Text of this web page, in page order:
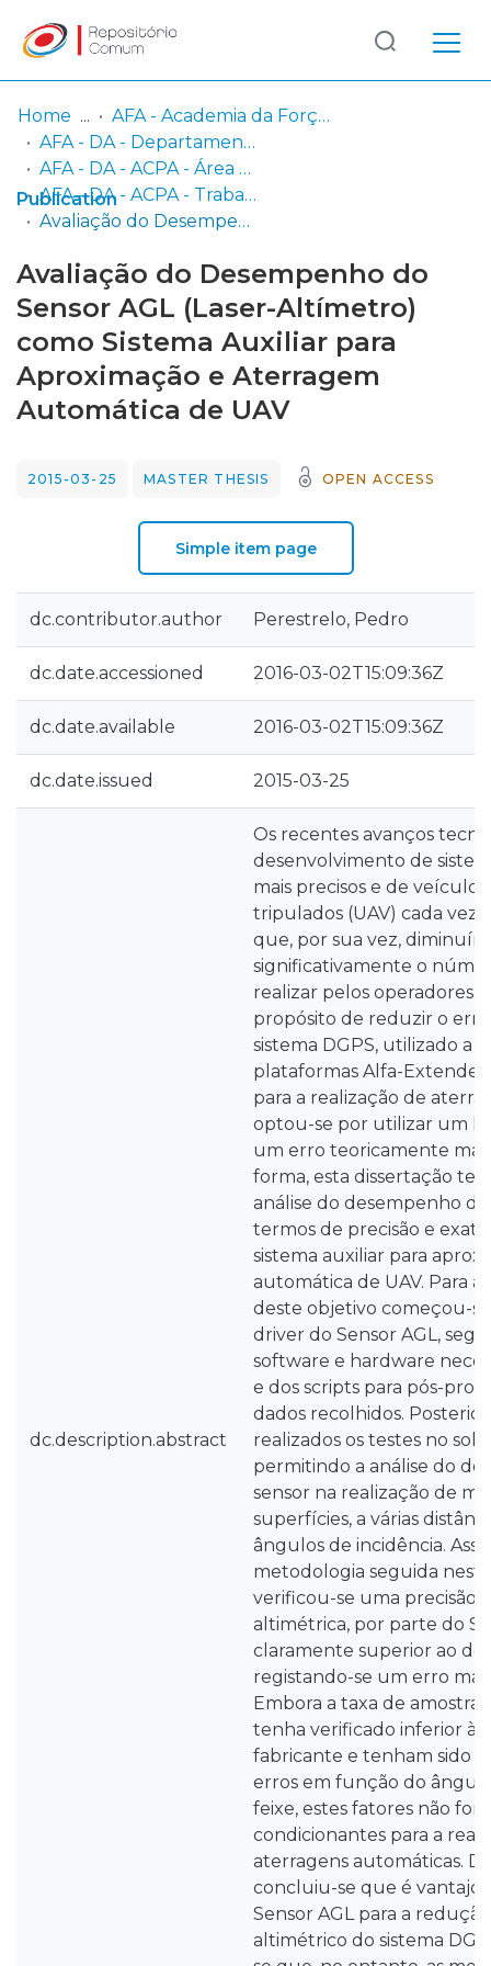
Communities
& Collections
Browse repository
Statistics
Log
In
(current)
Home
AFA - Academia da Força Aérea
AFA - DA - Departamento de Aeronáutica
AFA - DA - ACPA - Área Científica de Pilotagem Aeronáutica
AFA - DA - ACPA - Trabalhos Finais de Mestrado
Avaliação do Desempenho do Sensor AGL (Laser-Altímetro) como Sistema Auxiliar para Aproximação e Aterragem Automática de UAV
Publication
Avaliação do Desempenho do
Sensor AGL (Laser-Altímetro)
como Sistema Auxiliar para
Aproximação e Aterragem
Automática de UAV
2015-03-25 MASTER THESIS OPEN ACCESS
Simple item page
dc.contributor.author Perestrelo, Pedro
dc.date.accessioned 2016-03-02T15:09:36Z
dc.date.available 2016-03-02T15:09:36Z
dc.date.issued 2015-03-25
dc.description.abstract
Os recentes avanços
desenvolvimento de
mais precisos e de
tripulados (UAV) cada vez
que, por sua vez,
significativamente o
realizar pelos operadores
propósito de reduzir o
sistema DGPS, utilizado a
plataformas Alfa-
para a realização de
optou-se por utilizar um
um erro teoricamente
forma, esta dissertação
análise do desempenho do
termos de precisão e
sistema auxiliar para
automática de UAV. Para
deste objetivo começou-
driver do Sensor AGL,
software e hardware
e dos scripts para pós-
dados recolhidos.
realizados os testes no
permitindo a análise do
sensor na realização de
superfícies, a várias
ângulos de incidência.
metodologia seguida
verificou-se uma precisão
altimétrica, por parte do
claramente superior ao do
registando-se um erro
Embora a taxa de
tenha verificado inferior à
fabricante e tenham sido
erros em função do
feixe, estes fatores não
condicionantes para a
aterragens automáticas.
concluiu-se que é
Sensor AGL para a
altimétrico do sistema